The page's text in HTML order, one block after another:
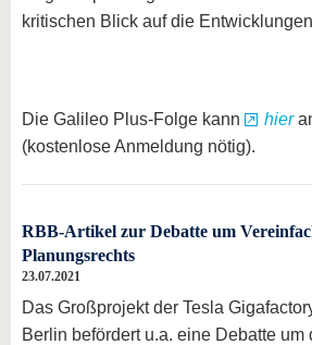
kritischen Blick auf die
Die Galileo Plus-Folge kann hier
(kostenlose Anmeldung nötig).
RBB-Artikel zur Debatte um
Planungsrechts
23.07.2021
Das Großprojekt der Tesla
Berlin befördert u.a. eine Debatte